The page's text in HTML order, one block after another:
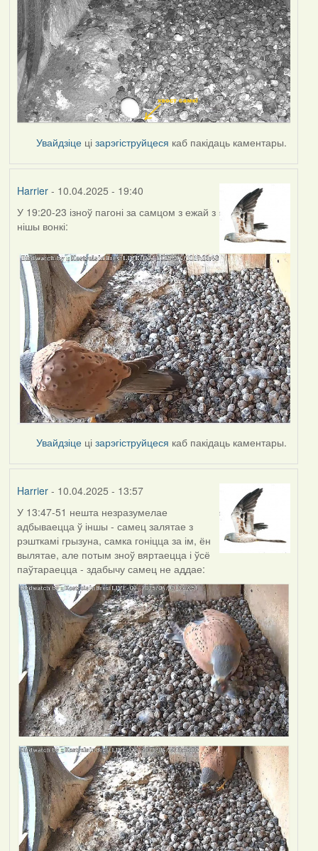
Увайдзіце цізарэгіструйцеся каб пакідаць каментары.
Harrier- 10.04.2025 - 19:40
У 19:20-23 ізноў пагоні за самцом з ежай з
нішы вонкі:
Увайдзіце цізарэгіструйцеся каб пакідаць каментары.
Harrier- 10.04.2025 - 13:57
У 13:47-51 нешта незразумелае
адбываецца ў іншы - самец залятае з
рэшткамі грызуна, самка гоніцца за ім, ён
вылятае, але потым зноў вяртаецца і ўсё
паўтараецца - здабычу самец не аддае: